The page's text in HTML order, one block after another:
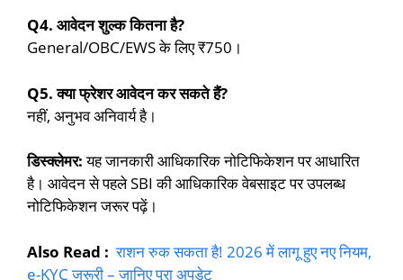
Q4. आवेदन शुल्क कितना है?
General/OBC/EWS के लिए ₹750।
Q5. क्या फ्रेशर आवेदन कर सकते हैं?
नहीं, अनुभव अनिवार्य है।
डिस्क्लेमर:यह जानकारी आधिकारिक नोटिफिकेशन पर आधारित
है। आवेदन से पहले SBI की आधिकारिक वेबसाइट पर उपलब्ध
नोटिफिकेशन जरूर पढ़ें।
Also Read : राशन रुक सकता है! 2026 में लागू हुए नए नियम,
e-KYC जरूरी – जानिए पूरा अपडेट